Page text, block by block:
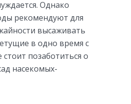
Однако
рекомендуют для
высаживать
в одно время с
позаботиться о
насекомых-